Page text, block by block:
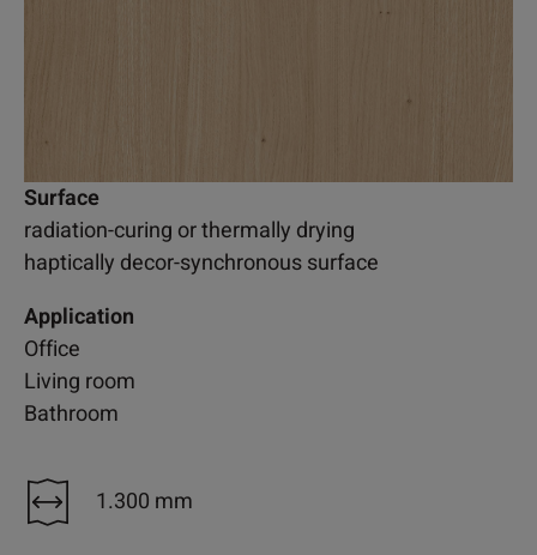
Surface
radiation-curing or thermally drying
haptically decor-synchronous surface
Application
Office
Living room
Bathroom
1.300 mm